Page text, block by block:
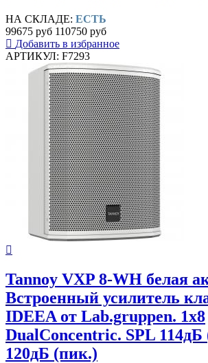
НА СКЛАДЕ: ЕСТЬ
99675 руб 110750 руб
Добавить в избранное
АРТИКУЛ: F7293
Tannoy VXP 8-WH белая
Встроенный усилитель
IDEEA от Lab.gruppen. 1х8
DualConcentric. SPL 114дБ
120дБ (пик.)